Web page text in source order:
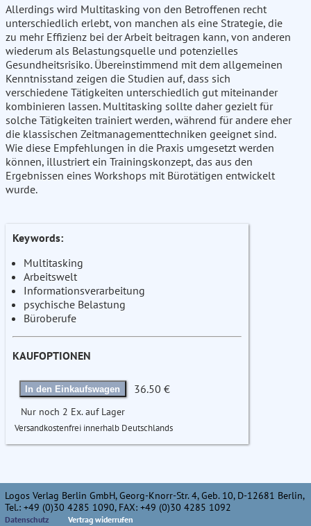
Allerdings wird Multitasking von den Betroffenen recht
unterschiedlich erlebt, von manchen als eine Strategie, die
zu mehr Effizienz bei der Arbeit beitragen kann, von anderen
wiederum als Belastungsquelle und potenzielles
Gesundheitsrisiko. Übereinstimmend mit dem allgemeinen
Kenntnisstand zeigen die Studien auf, dass sich
verschiedene Tätigkeiten unterschiedlich gut miteinander
kombinieren lassen. Multitasking sollte daher gezielt für
solche Tätigkeiten trainiert werden, während für andere eher
die klassischen Zeitmanagementtechniken geeignet sind.
Wie diese Empfehlungen in die Praxis umgesetzt werden
können, illustriert ein Trainingskonzept, das aus den
Ergebnissen eines Workshops mit Bürotätigen entwickelt
wurde.
Keywords:
Multitasking
Arbeitswelt
Informationsverarbeitung
psychische Belastung
Büroberufe
KAUFOPTIONEN
In den Einkaufswagen 36.50 €
Nur noch 2 Ex. auf Lager
Versandkostenfrei innerhalb Deutschlands
Logos Verlag Berlin GmbH, Georg-Knorr-Str. 4, Geb. 10, D-12681 Berlin,
Tel.: +49 (0)30 4285 1090, FAX: +49 (0)30 4285 1092
Datenschutz Vertrag widerrufen